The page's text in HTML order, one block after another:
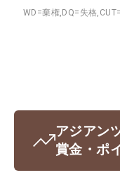
WD=棄権, DQ=失格,
アジアン
賞金・ポ